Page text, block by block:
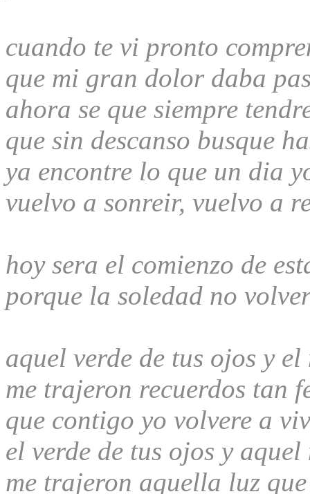
cuando te vi pronto
que mi gran dolor daba
ahora se que siempre
que sin descanso busque
ya encontre lo que un dia
vuelvo a sonreir, vuelvo a
hoy sera el comienzo de
porque la soledad no
aquel verde de tus ojos y
me trajeron recuerdos tan
que contigo yo volvere a
el verde de tus ojos y
me trajeron aquella luz